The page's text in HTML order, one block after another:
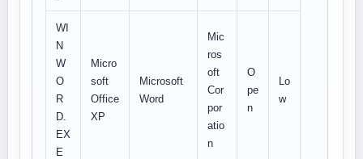
WI
N
W
O
R
D.
EX
E
Micro
soft
Office
XP
Microsoft
Word
Mic
ros
oft
Cor
por
atio
n
O
pe
n
Lo
w